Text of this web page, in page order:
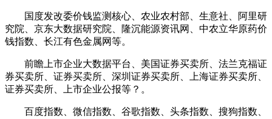
国度发改委价钱监测核心、农业农村部、生意社、阿里研
究院、京东大数据研究院、隆沉能源资讯网、中农立华原药价
钱指数、长江有色金属网等。
前瞻上市企业大数据平台、美国证券买卖所、法兰克福证
券买卖所、证券买卖所、深圳证券买卖所、上海证券买卖所、
证券买卖所、上市企业公报等？。
百度指数、微信指数、谷歌指数、头条指数、搜狗指数、